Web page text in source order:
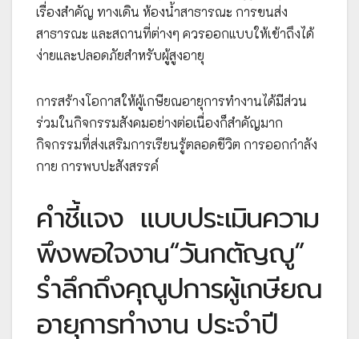
เรื่องสำคัญ ทางเดิน ห้องน้ำสาธารณะ การขนส่ง
สาธารณะ และสถานที่ต่างๆ ควรออกแบบให้เข้าถึงได้
ง่ายและปลอดภัยสำหรับผู้สูงอายุ
การสร้างโอกาสให้ผู้เกษียณอายุการทำงานได้มีส่วน
ร่วมในกิจกรรมสังคมอย่างต่อเนื่องก็สำคัญมาก
กิจกรรมที่ส่งเสริมการเรียนรู้ตลอดชีวิต การออกกำลัง
กาย การพบปะสังสรรค์
คำชี้แจง แบบประเมินความ
พึงพอใจงาน“วันกตัญญู”
รำลึกถึงคุณูปการผู้เกษียณ
อายุการทำงาน ประจำปี